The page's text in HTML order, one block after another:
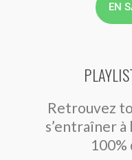
EN
Retrouvez
s’entraîner